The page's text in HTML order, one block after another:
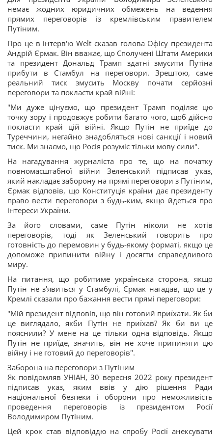
немає жодних юридичних обмежень на ведення
прямих переговорів із кремлівським правителем
Путіним.
Про це в інтерв'ю Welt сказав голова Офісу президента
Андрій Єрмак. Він вважає, що Сполучені Штати Америки
та президент Дональд Трамп здатні змусити Путіна
прибути в Стамбул на переговори. Зрештою, саме
реальний тиск змусить Москву почати серйозні
переговори та покласти край війні:
"Ми дуже цінуємо, що президент Трамп поділяє цю
точку зору і продовжує робити багато чого, щоб дійсно
покласти край цій війні. Якщо Путін не приїде до
Туреччини, негайно знадобляться нові санкції і новий
тиск. Ми знаємо, що Росія розуміє тільки мову сили".
На нагадування журналіста про те, що на початку
повномасштабної війни Зеленський підписав указ,
який накладає заборону на прямі переговори з Путіним,
Єрмак відповів, що Конституція країни дає президенту
право вести переговори з будь-ким, якщо йдеться про
інтереси України.
За його словами, саме Путін ніколи не хотів
переговорів, тоді як Зеленський говорить про
готовність до перемовин у будь-якому форматі, якщо це
допоможе припинити війну і досягти справедливого
миру.
На питання, що робитиме українська сторона, якщо
Путін не з'явиться у Стамбулі, Єрмак нагадав, що це у
Кремлі сказали про бажання вести прямі переговори:
"Мій президент відповів, що він готовий приїхати. Як би
це виглядало, якби Путін не приїхав? Як би ви це
пояснили? У мене на це тільки одна відповідь. Якщо
Путін не приїде, значить, він не хоче припиняти цю
війну і не готовий до переговорів".
Заборона на переговори з Путіним
Як повідомляв УНІАН, 30 вересня 2022 року президент
підписав указ, яким ввів у дію рішення Ради
національної безпеки і оборони про неможливість
проведення переговорів із президентом Росії
Володимиром Путіним.
Цей крок став відповіддю на спробу Росії анексувати